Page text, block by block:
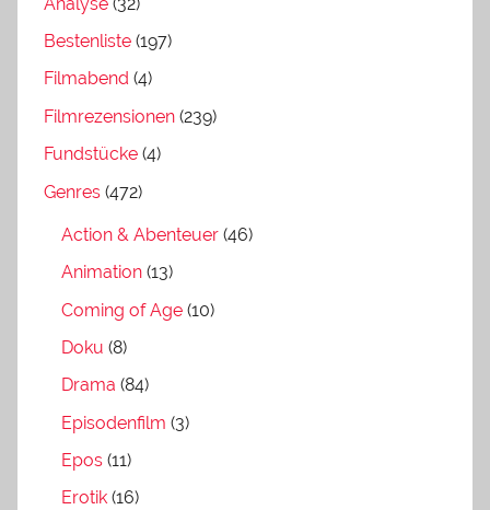
Bestenliste (197)
Filmabend (4)
Filmrezensionen (239)
Fundstücke (4)
Genres (472)
Action & Abenteuer (46)
Animation (13)
Coming of Age (10)
Doku (8)
Drama (84)
Episodenfilm (3)
Epos (11)
Erotik (16)